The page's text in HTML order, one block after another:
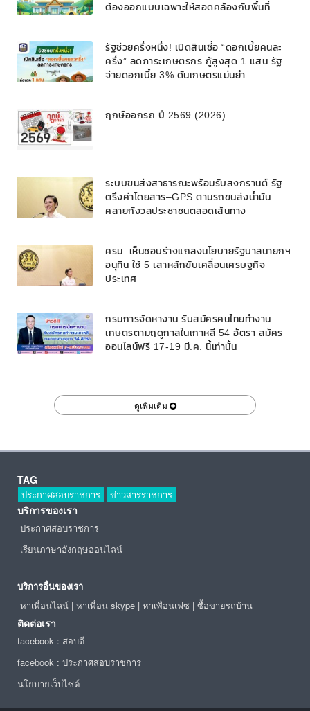
ต้องออกแบบเฉพาะให้สอดคล้องกับพื้นที่
รัฐช่วยครึ่งหนึ่ง! เปิดสินเชื่อ “ดอกเบี้ยคนละ
ครึ่ง” ลดภาระเกษตรกร กู้สูงสุด 1 แสน รัฐ
จ่ายดอกเบี้ย 3% ดันเกษตรแม่นยำ
ฤกษ์ออกรถ ปี 2569 (2026)
ระบบขนส่งสาธารณะพร้อมรับสงกรานต์ รัฐ
ตรึงค่าโดยสาร–GPS ตามรถขนส่งน้ำมัน
คลายกังวลประชาชนตลอดเส้นทาง
ครม. เห็นชอบร่างแถลงนโยบายรัฐบาลนายกฯ
อนุทิน ใช้ 5 เสาหลักขับเคลื่อนเศรษฐกิจ
ประเทศ
กรมการจัดหางาน รับสมัครคนไทยทำงาน
เกษตรตามฤดูกาลในเกาหลี 54 อัตรา สมัคร
ออนไลน์ฟรี 17-19 มี.ค. นี้เท่านั้น
ดูเพิ่มเติม
TAG
ประกาศสอบราชการ ข่าวสารราชการ
บริการของเรา
ประกาศสอบราชการ
เรียนภาษาอังกฤษออนไลน์
บริการอื่นของเรา
หาเพื่อนไลน์ | หาเพื่อน skype | หาเพื่อนเฟซ | ซื้อขายรถบ้าน
ติดต่อเรา
facebook : สอบดี
facebook : ประกาศสอบราชการ
นโยบายเว็บไซต์